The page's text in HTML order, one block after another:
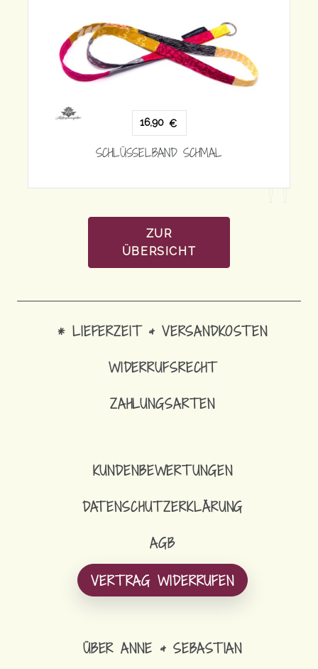
SCHLÜSSELBAND SCHMAL
ZUR
ÜBERSICHT
* LIEFERZEIT & VERSANDKOSTEN
WIDERRUFSRECHT
ZAHLUNGSARTEN
KUNDENBEWERTUNGEN
DATENSCHUTZERKLÄRUNG
AGB
VERTRAG WIDERRUFEN
ÜBER ANNE & SEBASTIAN